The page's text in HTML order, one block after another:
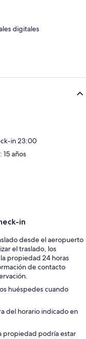
digitales
in 23:00
años
in
desde el aeropuerto
el traslado, los
propiedad 24 horas
de contacto
huéspedes cuando
del horario indicado en
propiedad podría estar